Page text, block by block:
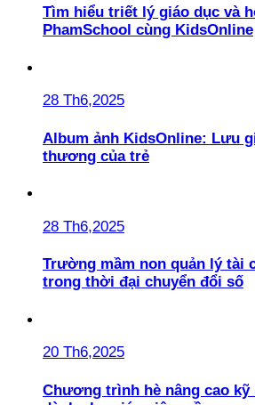
Tìm hiểu triết lý giáo dục và
PhamSchool cùng KidsOnline
28 Th6,2025
Album ảnh KidsOnline: Lưu
thương của trẻ
28 Th6,2025
Trường mầm non quản lý tài
trong thời đại chuyển đổi số
20 Th6,2025
Chương trình hè nâng cao kỹ